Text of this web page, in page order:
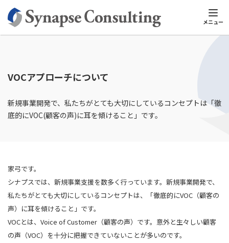
メニュー
シナプスTOP 新規事業コンサルティング 新規事業コンサルティン
VOCアプローチについて
新規事業開発で、私たちがとても大切にしているコンセプトは「徹
底的にVOC(顧客の声)に耳を傾けること」です。
家弓です。
シナプスでは、新規事業支援を数多く行っています。新規事業開発で、
私たちがとても大切にしているコンセプトは、「徹底的にVOC（顧客の
声）に耳を傾けること」です。
VOCとは、Voice of Customer（顧客の声）です。意外と生々しい顧客
の声（VOC）を十分に把握できていないことが多いのです。